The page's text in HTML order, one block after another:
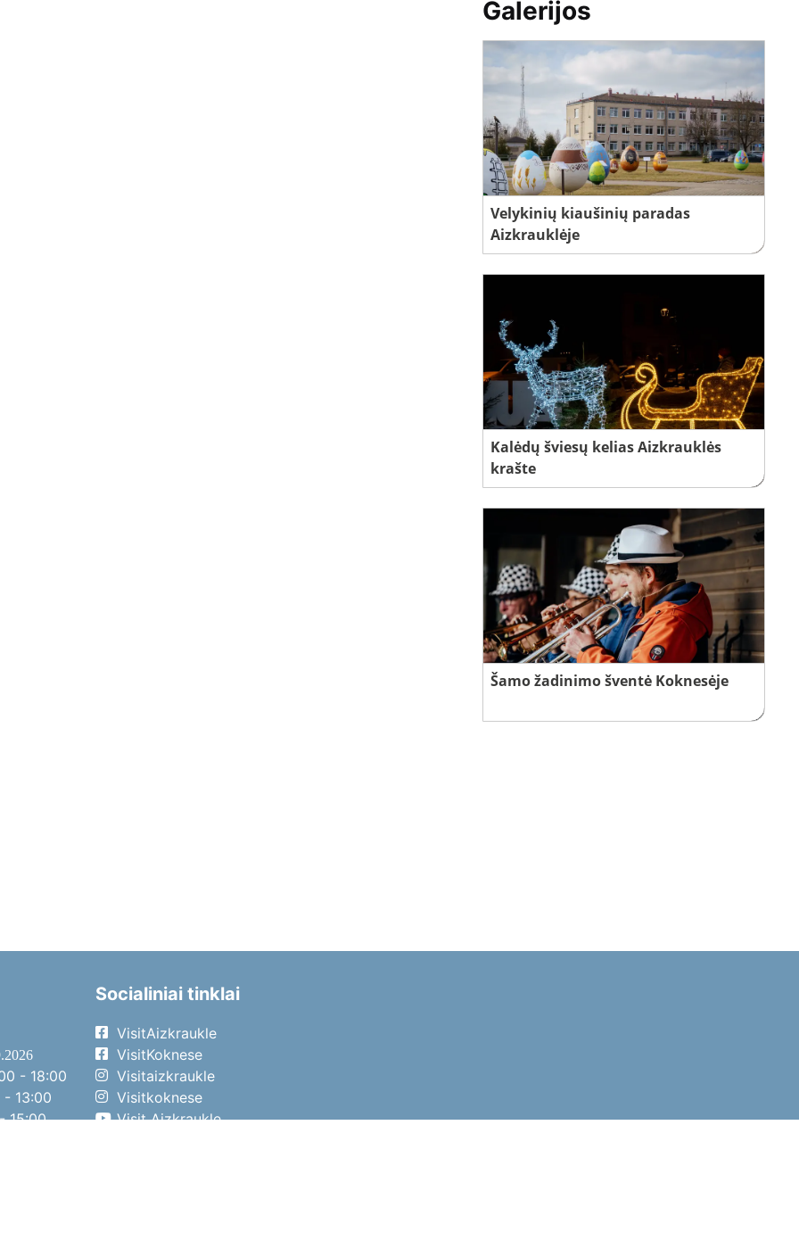
Galerijos
Velykinių kiaušinių paradas
Aizkrauklėje
Kalėdų šviesų kelias Aizkrauklės
krašte
Šamo žadinimo šventė Koknesėje
- 18:00
13:00
15:00
Socialiniai tinklai
VisitAizkraukle
VisitKoknese
Visitaizkraukle
Visitkoknese
Visit Aizkraukle